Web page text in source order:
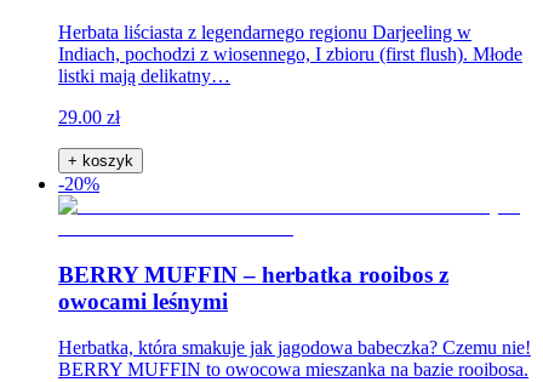
Herbata liściasta z legendarnego regionu Darjeeling w
Indiach, pochodzi z wiosennego, I zbioru (first flush). Młode
listki mają delikatny…
29.00 zł
+ koszyk
-20%
BERRY MUFFIN – herbatka rooibos z
owocami leśnymi
Herbatka, która smakuje jak jagodowa babeczka? Czemu nie!
BERRY MUFFIN to owocowa mieszanka na bazie rooibosa.